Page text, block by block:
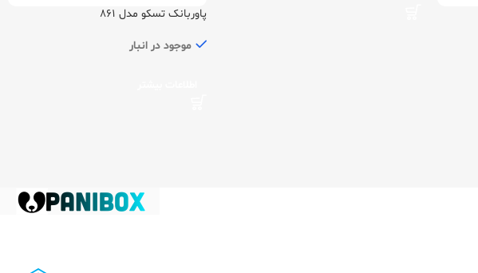
پاوربانک تسکو مدل 861
موجود در انبار